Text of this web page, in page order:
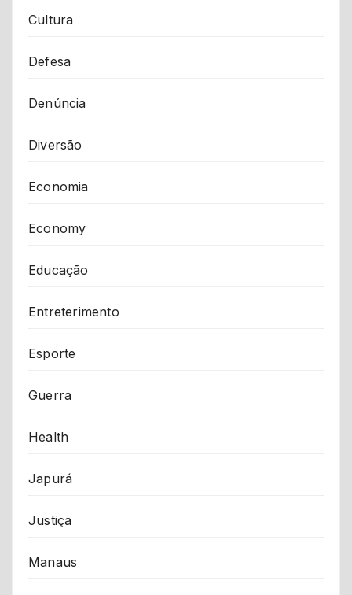
Cultura
Defesa
Denúncia
Diversão
Economia
Economy
Educação
Entreterimento
Esporte
Guerra
Health
Japurá
Justiça
Manaus